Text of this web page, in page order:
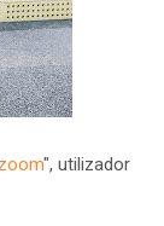
", utilizador